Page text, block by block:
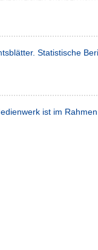
Statistische
ist im